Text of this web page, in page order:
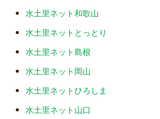
水土里ネット和歌山
水土里ネットとっとり
水土里ネット島根
水土里ネット岡山
水土里ネットひろしま
水土里ネット山口